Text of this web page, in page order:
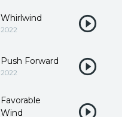
Whirlwind
2022
Push Forward
2022
Favorable
Wind